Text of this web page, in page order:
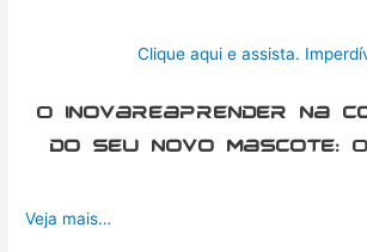
Clique aqui e assista.
O inovareaprender na
do seu novo mascote: O
Veja mais…